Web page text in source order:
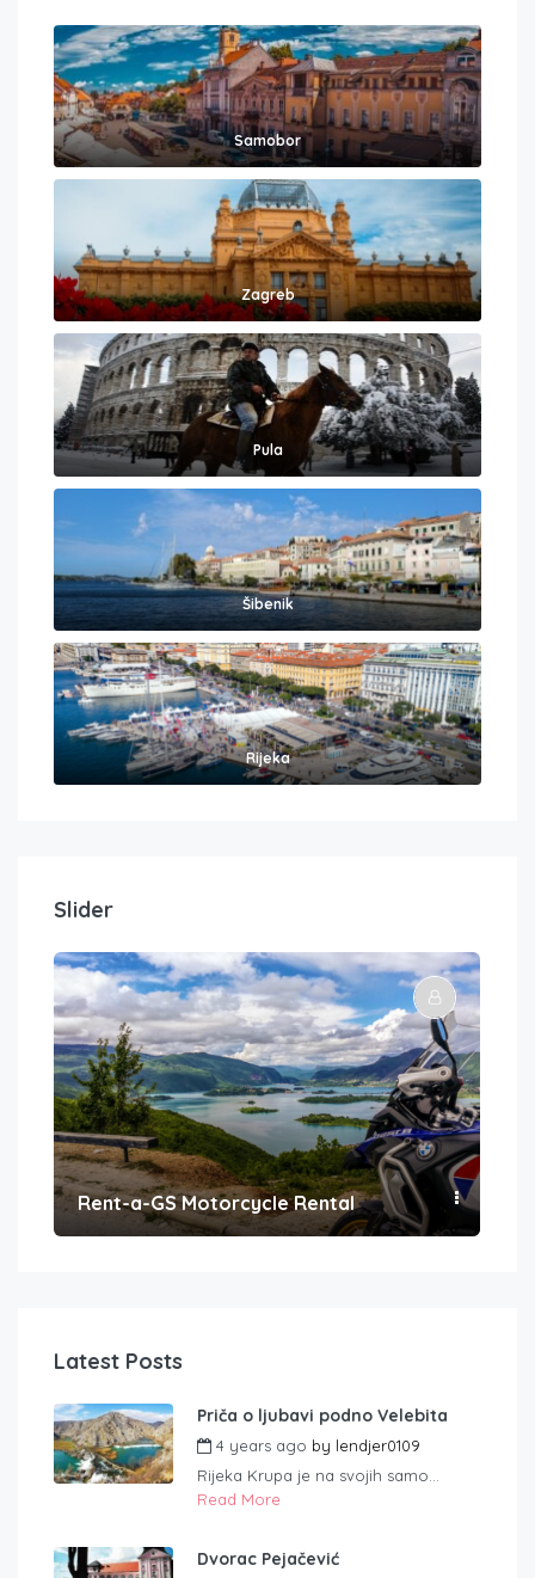
Samobor
Zagreb
Pula
Šibenik
Rijeka
Slider
Rent-a-GS Motorcycle Rental
Latest Posts
Priča o ljubavi podno Velebita
4 years ago by lendjer0109
Rijeka Krupa je na svojih samo...
Read More
Dvorac Pejačević